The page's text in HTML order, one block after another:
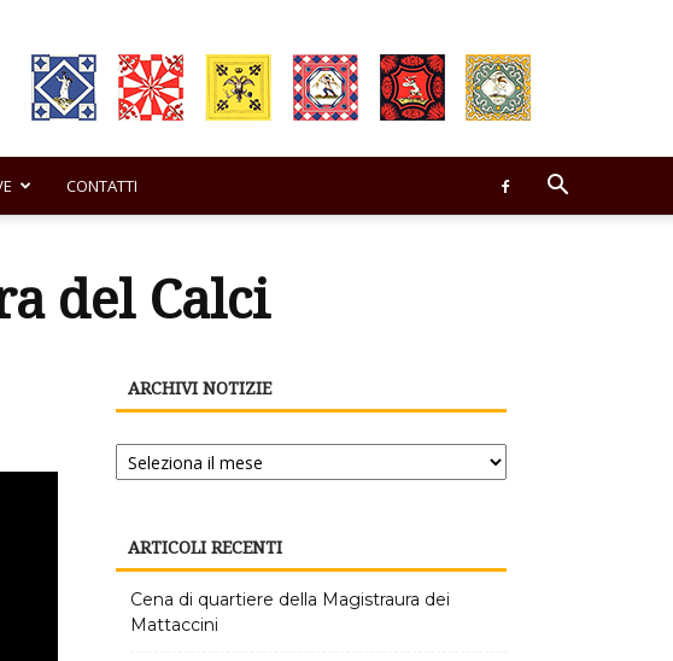
CONTATTI
del Calci
ARCHIVI NOTIZIE
Archivi
notizie
ARTICOLI RECENTI
Cena di quartiere della Magistraura dei
Mattaccini